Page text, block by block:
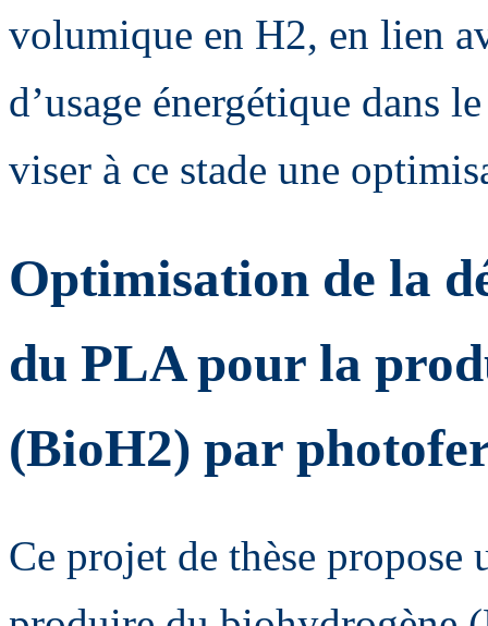
volumique en H2, en lien
d’usage énergétique dans
viser à ce stade une
Optimisation de la
du PLA pour la
(BioH2) par
Ce projet de thèse